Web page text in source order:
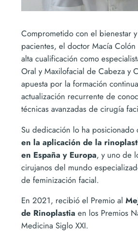
Comprometido con el bienestar
pacientes, el doctor Macía
alta cualificación como
Oral y Maxilofacial de Cabeza y
apuesta por la formación
actualización recurrente de
técnicas avanzadas de cirugía
Su dedicación lo ha posicionado
en la aplicación de la
en España y Europa, y uno de
cirujanos del mundo
de feminización facial.
En 2021, recibió el Premio al
de Rinoplastiaen los Premios
Medicina Siglo XXI.